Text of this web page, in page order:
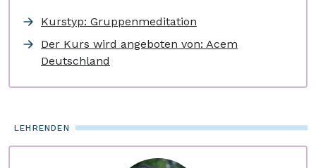
Kurstyp: Gruppenmeditation
Der Kurs wird angeboten von: Acem
Deutschland
LEHRENDEN